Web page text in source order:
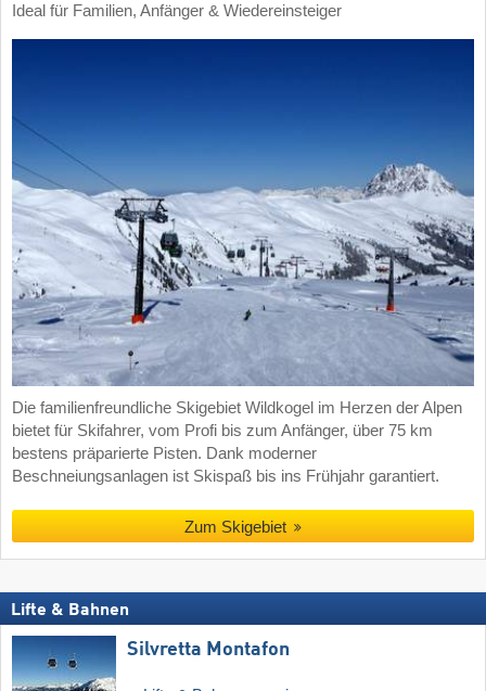
Ideal für Familien, Anfänger & Wiedereinsteiger
Die familienfreundliche Skigebiet Wildkogel im Herzen der Alpen
bietet für Skifahrer, vom Profi bis zum Anfänger, über 75 km
bestens präparierte Pisten. Dank moderner
Beschneiungsanlagen ist Skispaß bis ins Frühjahr garantiert.
Zum Skigebiet
Lifte & Bahnen
Silvretta Montafon